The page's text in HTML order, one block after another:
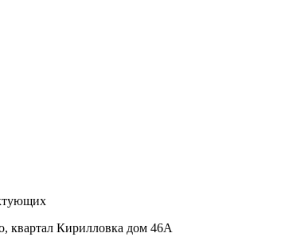
квартал Кирилловка дом 46А